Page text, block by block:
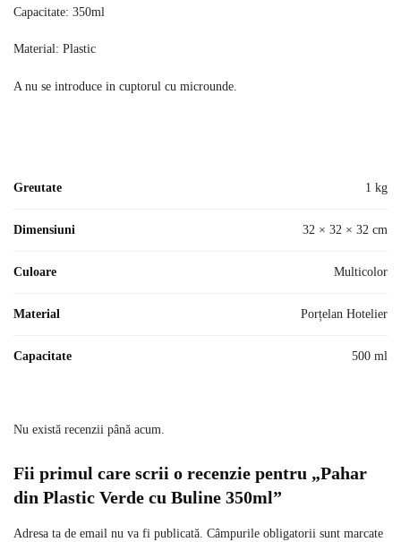
Capacitate: 350ml
Material: Plastic
A nu se introduce in cuptorul cu microunde.
Greutate 1 kg
Dimensiuni 32 × 32 × 32 cm
Culoare Multicolor
Material Porțelan Hotelier
Capacitate 500 ml
Nu există recenzii până acum.
Fii primul care scrii o recenzie pentru „Pahar
din Plastic Verde cu Buline 350ml”
Adresa ta de email nu va fi publicată. Câmpurile obligatorii sunt marcate